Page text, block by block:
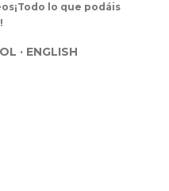
lo que podáis
ENGLISH